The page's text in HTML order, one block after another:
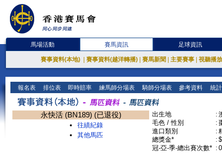
馬場活動 賽馬資訊 足球資訊
賽事資料(本地) 賽事資料(越洋轉播) 賽馬新聞 主要賽事 視聽播
報名表 排位表 即時賠率 練馬師分場表 騎師分場表 參考資料 統
永快活 (BN189) (已退役)
往績紀錄
其他馬匹
出生地 :
毛色 / 性別
:
進口類別
:
總獎金*
:
冠-亞-季-總出賽次數* :